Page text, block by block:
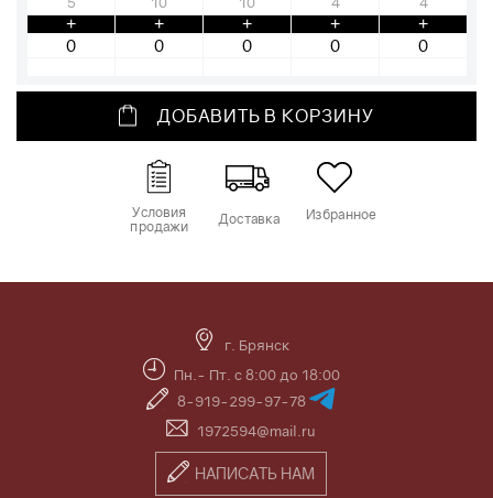
+ + + + +
ДОБАВИТЬ В КОРЗИНУ
Условия
продажи
Доставка Избранное
г. Брянск
Пн.- Пт. с 8:00 до 18:00
8-919-299-97-78
1972594@mail.ru
НАПИСАТЬ НАМ